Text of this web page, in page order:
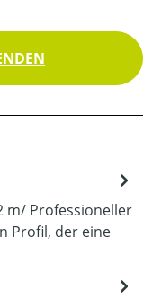
m/ Professioneller
Profil, der eine